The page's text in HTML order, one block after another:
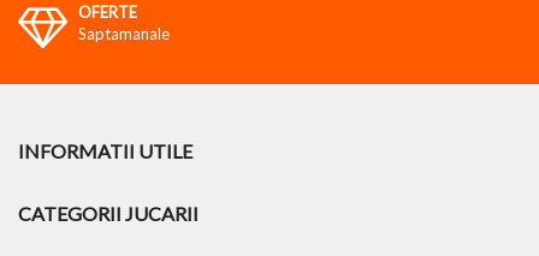
OFERTE
Saptamanale
INFORMATII UTILE
CATEGORII JUCARII